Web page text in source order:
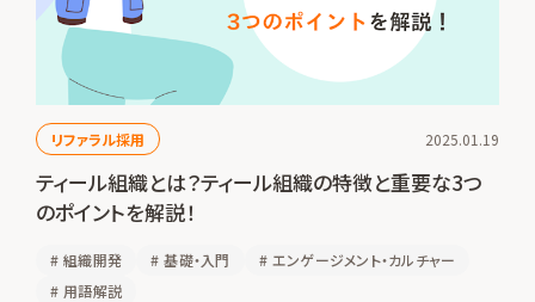
リファラル採用 2025.01.19
ティール組織とは？ティール組織の特徴と重要な3つ
のポイントを解説！
# 組織開発 # 基礎・入門 # エンゲージメント・カルチャー
# 用語解説